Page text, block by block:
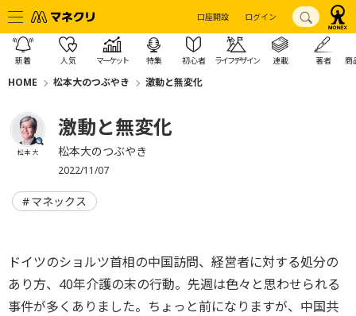
口座開設 ログイン
新着 人気 マーケット 特集 初心者 ライフデザイン 連載 著者 商
HOME 松本大のつぶやき 激動と無変化
松本 大
激動と無変化
松本大のつぶやき
2022/11/07
マネックス
ドイツのショルツ首相の中国訪問、経営者に対する処分の
あり方、40年介護の末の行動。先週は色々と思わせられる
事件が多くありました。ちょっと前になりますが、中国共